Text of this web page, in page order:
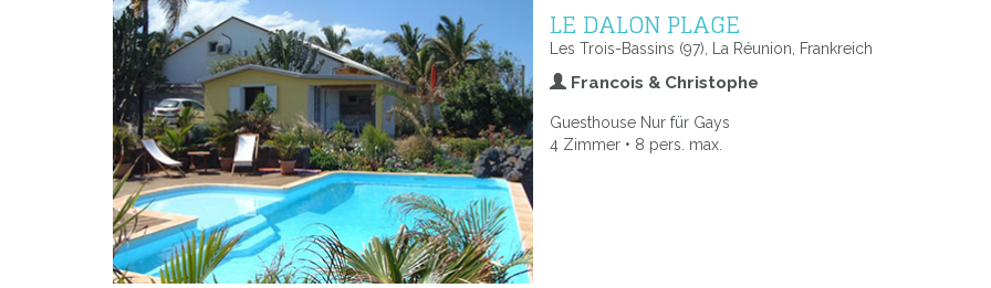
LE DALON PLAGE
Les Trois-Bassins (97), La Réunion, Frankreich
Francois & Christophe
Guesthouse Nur für Gays
4 Zimmer • 8 pers. max.